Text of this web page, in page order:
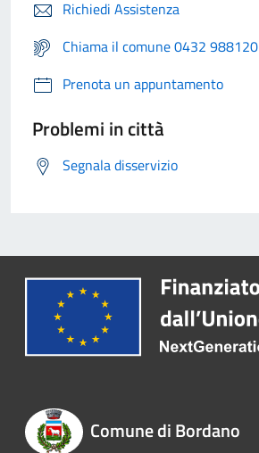
Richiedi Assistenza
Chiama il comune 0432 988120
Prenota un appuntamento
Problemi in città
Segnala disservizio
Comune di Bordano